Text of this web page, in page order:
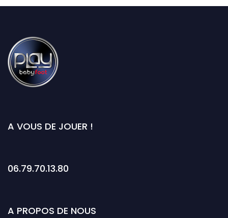
A VOUS DE JOUER !
06.79.70.13.80
A PROPOS DE NOUS